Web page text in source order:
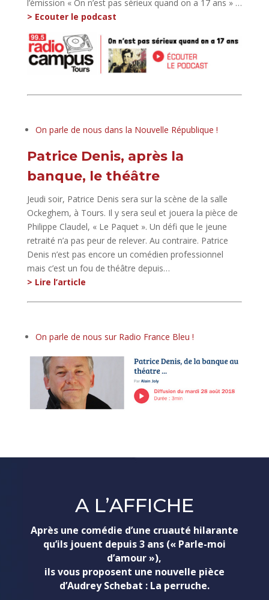
l’émission « On n’est pas sérieux quand on a 17 ans » …
> Ecouter le podcast
On parle de nous dans la Nouvelle République !
Patrice Denis, après la
banque, le théâtre
Jeudi soir, Patrice Denis sera sur la scène de la salle
Ockeghem, à Tours. Il y sera seul et jouera la pièce de
Philippe Claudel, « Le Paquet ». Un défi que le jeune
retraité n’a pas peur de relever. Au contraire. Patrice
Denis n’est pas encore un comédien professionnel
mais c’est un fou de théâtre depuis…
> Lire l’article
On parle de nous sur Radio France Bleu !
A L’AFFICHE
Après une comédie d’une cruauté hilarante
qu’ils jouent depuis 3 ans (« Parle-moi
d’amour »),
ils vous proposent une nouvelle pièce
d’Audrey Schebat : La perruche.